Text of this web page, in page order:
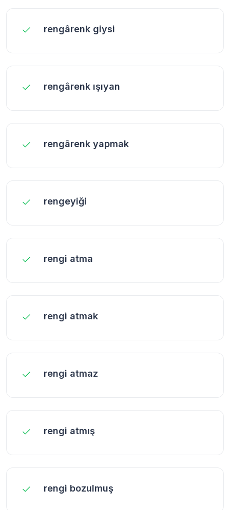
rengârenk giysi
rengârenk ışıyan
rengârenk yapmak
rengeyiği
rengi atma
rengi atmak
rengi atmaz
rengi atmış
rengi bozulmuş